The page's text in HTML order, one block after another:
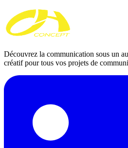
Découvrez la communication sous un
créatif pour tous vos projets de